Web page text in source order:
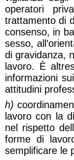
operatori
trattamento di
consenso, in
sesso,
di gravidanza,
lavoro. È
informazioni
attitudini
h)
lavoro con la
nel rispetto
forme di
semplificare le